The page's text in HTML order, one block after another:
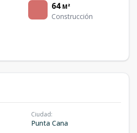
64 M²
Construcción
Ciudad:
Punta Cana